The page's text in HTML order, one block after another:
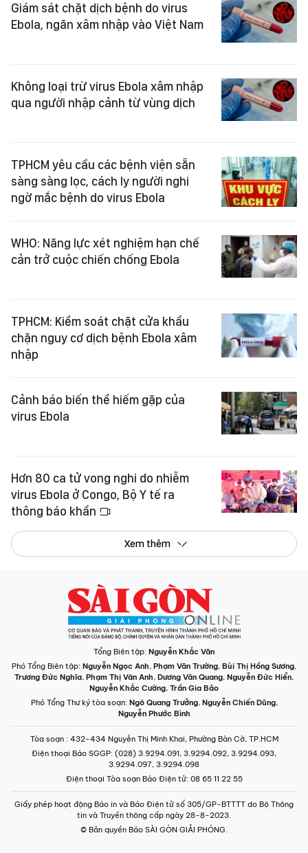
Giám sát chặt dịch bệnh do virus
Ebola, ngăn xâm nhập vào Việt Nam
Không loại trừ virus Ebola xâm nhập
qua người nhập cảnh từ vùng dịch
TPHCM yêu cầu các bệnh viện sẵn
sàng sàng lọc, cách ly người nghi
ngờ mắc bệnh do virus Ebola
WHO: Năng lực xét nghiệm hạn chế
cản trở cuộc chiến chống Ebola
TPHCM: Kiểm soát chặt cửa khẩu
chặn nguy cơ dịch bệnh Ebola xâm
nhập
Cảnh báo biến thể hiếm gặp của
virus Ebola
Hơn 80 ca tử vong nghi do nhiễm
virus Ebola ở Congo, Bộ Y tế ra
thông báo khẩn
Xem thêm
Tổng Biên tập: Nguyễn Khắc Văn
Phó Tổng Biên tập: Nguyễn Ngọc Anh, Phạm Văn Trường, Bùi Thị Hồng Sương,
Trương Đức Nghĩa, Phạm Thị Vân Anh, Dương Văn Quang, Nguyễn Đức Hiển,
Nguyễn Khắc Cường, Trần Gia Bảo
Phó Tổng Thư ký tòa soạn: Ngô Quang Trưởng, Nguyễn Chiến Dũng,
Nguyễn Phước Bình
Tòa soạn : 432-434 Nguyễn Thị Minh Khai, Phường Bàn Cờ, TP.HCM
Điện thoại Báo SGGP: (028) 3.9294.091, 3.9294.092, 3.9294.093,
3.9294.097, 3.9294.098
Điện thoại Tòa soạn Báo Điện tử: 08 65 11 22 55
Giấy phép hoạt động Báo in và Báo Điện tử số 305/GP-BTTTT do Bộ Thông
tin và Truyền thông cấp ngày 28-8-2023.
© Bản quyền Báo SÀI GÒN GIẢI PHÓNG.